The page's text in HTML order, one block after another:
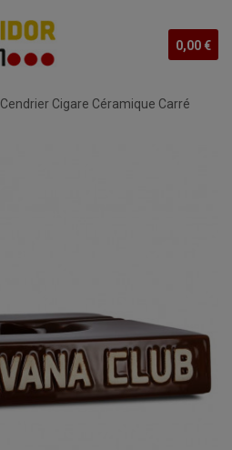
0,00 €
Cendrier Cigare Céramique Carré